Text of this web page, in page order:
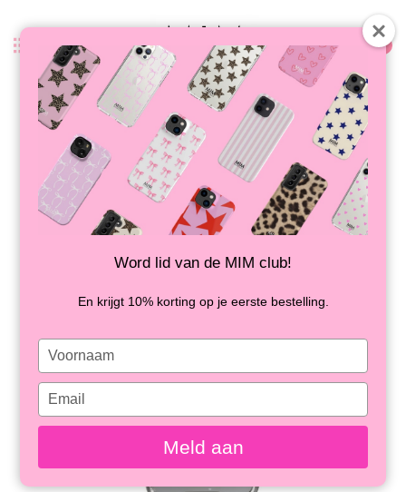
0
Terug
NO PHONES ALLOWED - MIRROR
CASE (shockproof)
OP VOORRAAD
Word lid van de MIM club!
En krijgt 10% korting op je eerste bestelling.
Type
your
name
Type
your
email
Meld aan